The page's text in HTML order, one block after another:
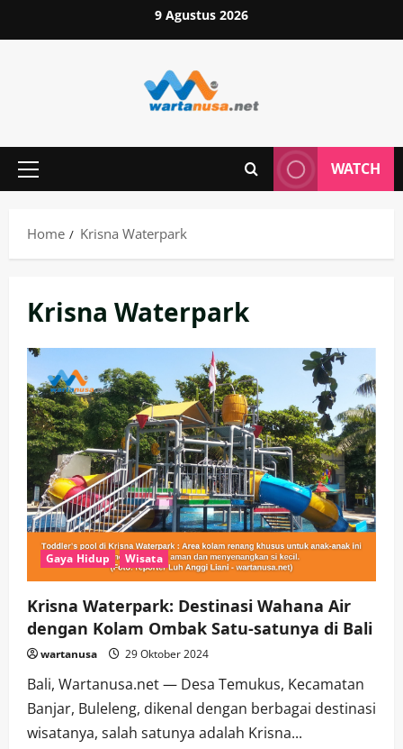
to
9 Agustus 2026
Primary
WATCH
Home Krisna Waterpark
Krisna Waterpark
Gaya Hidup Wisata
Krisna Waterpark: Destinasi Wahana Air
dengan Kolam Ombak Satu-satunya di Bali
wartanusa 29 Oktober 2024
Bali, Wartanusa.net — Desa Temukus, Kecamatan
Banjar, Buleleng, dikenal dengan berbagai destinasi
wisatanya, salah satunya adalah Krisna...